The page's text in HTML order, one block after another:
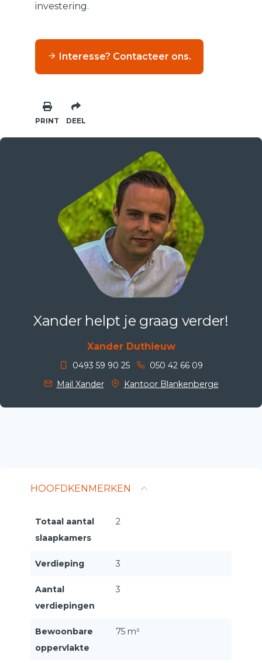
investering.
Interesse? Contacteer ons.
PRINT DEEL
Xander helpt je graag verder!
Xander Duthieuw
0493 59 90 25
050 42 66 09
Mail Xander
Kantoor Blankenberge
HOOFDKENMERKEN
Totaal aantal
slaapkamers
2
Verdieping 3
Aantal
verdiepingen
3
Bewoonbare
oppervlakte
75 m²